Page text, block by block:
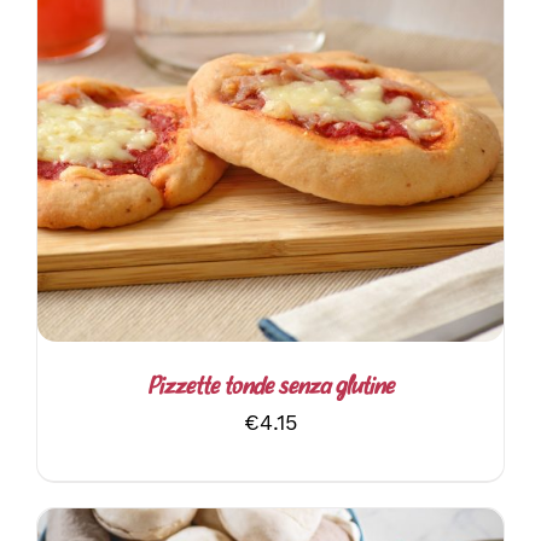
AGGIUNGI AL CARRELLO / DETTAGLI
Pizzette tonde senza glutine
€4.15